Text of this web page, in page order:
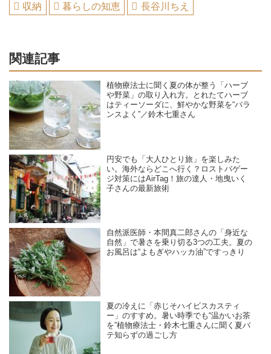
収納 暮らしの知恵 長谷川ちえ
関連記事
植物療法士に聞く夏の体が整う「ハーブ
や野菜」の取り入れ方。とれたてハーブ
はティーソーダに、鮮やかな野菜を“バラ
ンスよく”／鈴木七重さん
円安でも「大人ひとり旅」を楽しみた
い。海外ならどこへ行く？ロストバゲー
ジ対策にはAirTag！旅の達人・地曳いく
子さんの最新旅術
自然派医師・本間真二郎さんの「身近な
自然」で暑さを乗り切る3つの工夫。夏の
お風呂は“よもぎやハッカ油”ですっきり
夏の冷えに「赤じそハイビスカスティ
ー」のすすめ。暑い時季でも“温かいお茶
を”植物療法士・鈴木七重さんに聞く夏バ
テ知らずの過ごし方